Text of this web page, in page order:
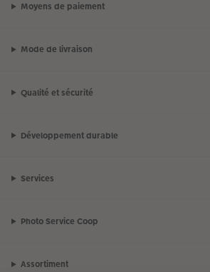
Moyens de paiement
Mode de livraison
Qualité et sécurité
Développement durable
Services
Photo Service Coop
Assortiment